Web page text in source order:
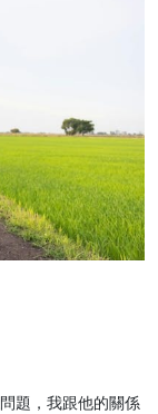
題，我跟他的關係